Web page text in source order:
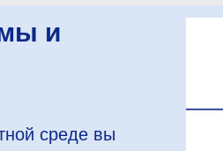
и
среде вы